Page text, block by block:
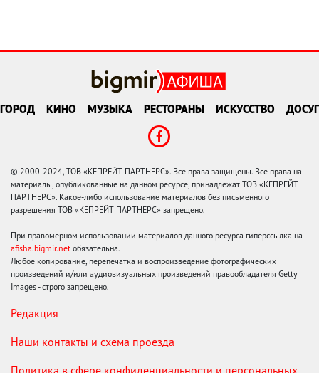
ГОРОД КИНО МУЗЫКА РЕСТОРАНЫ ИСКУССТВО ДОСУГ
© 2000-2024, ТОВ «КЕПРЕЙТ ПАРТНЕРС». Все права защищены. Все права на
материалы, опубликованные на данном ресурсе, принадлежат ТОВ «КЕПРЕЙТ
ПАРТНЕРС». Какое-либо использование материалов без письменного
разрешения ТОВ «КЕПРЕЙТ ПАРТНЕРС» запрещено.
При правомерном использовании материалов данного ресурса гиперссылка на
afisha.bigmir.net обязательна.
Любое копирование, перепечатка и воспроизведение фотографических
произведений и/или аудиовизуальных произведений правообладателя Getty
Images - строго запрещено.
Редакция
Наши контакты и схема проезда